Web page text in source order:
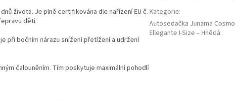
života. Je plně certifikována dle nařízení EU č.
dětí.
při bočním nárazu snížení přetížení a udržení
čalouněním. Tím poskytuje maximální pohodlí
Kategorie:
Autosedačka Junama Cosmo
Ellegante I-Size – Hnědá: